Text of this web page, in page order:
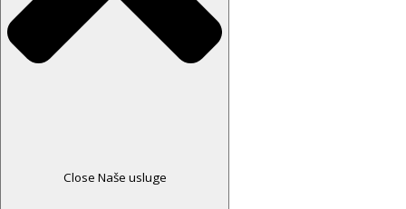
Close Naše usluge